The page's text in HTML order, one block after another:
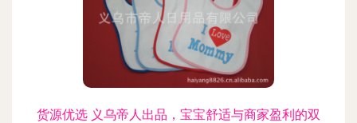
货源优选 义乌帝人出品，宝宝舒适与商家盈利的双